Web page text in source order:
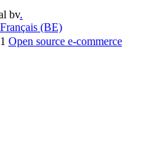
bv.
Français (BE)
Open source e-commerce